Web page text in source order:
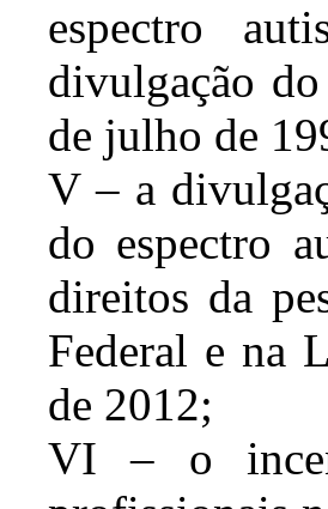
espectro
divulgação
de julho de
V – a
do espectro
direitos da
Federal e na
de 2012;
VI – o